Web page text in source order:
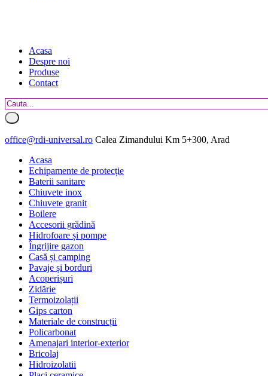
Acasa
Despre noi
Produse
Contact
office@rdi-universal.ro Calea Zimandului Km 5+300, Arad
Acasa
Echipamente de protecție
Baterii sanitare
Chiuvete inox
Chiuvete granit
Boilere
Accesorii grădină
Hidrofoare și pompe
Îngrijire gazon
Casă și camping
Pavaje și borduri
Acoperișuri
Zidărie
Termoizolații
Gips carton
Materiale de construcții
Policarbonat
Amenajari interior-exterior
Bricolaj
Hidroizolatii